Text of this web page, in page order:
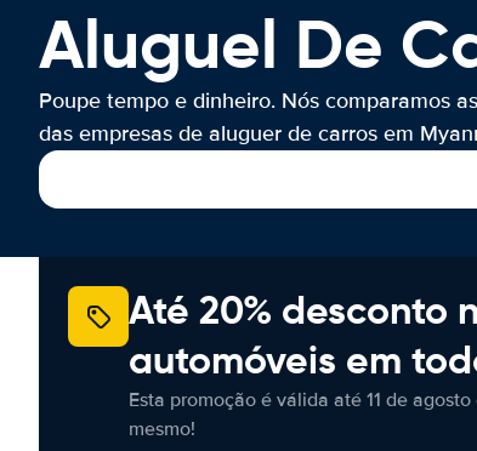
Aluguel De
Poupe tempo e dinheiro. Nós comparamos
das empresas de aluguer de carros em
Até 20% desconto
automóveis em
Esta promoção é válida até 11 de
mesmo!